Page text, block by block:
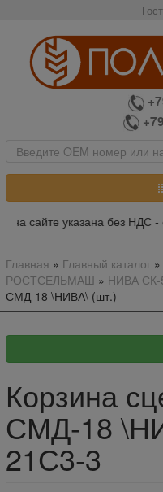
на сайте указана без НДС -
Главная » Главный каталог»
РОСТСЕЛЬМАШ » НИВА СК-
СМД-18 \НИВА\ (шт.)
Корзина
СМД-18
21С3-3